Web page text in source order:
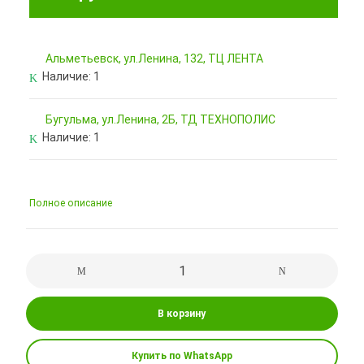
Альметьевск, ул.Ленина, 132, ТЦ ЛЕНТА
Наличие: 1
Бугульма, ул.Ленина, 2Б, ТД ТЕХНОПОЛИС
Наличие: 1
Полное описание
В корзину
Купить по WhatsApp